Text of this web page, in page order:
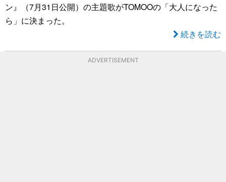
ン』（7月31日公開）の主題歌がTOMOOの「大人になった
ら」に決まった。
続きを読む
ADVERTISEMENT